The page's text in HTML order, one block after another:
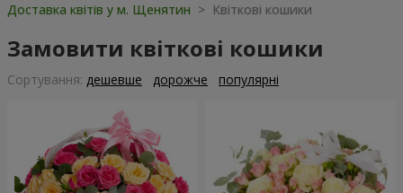
Доставка квітів у м. Щенятин > Квіткові кошики
Замовити квіткові кошики
Сортування: дешевше дорожче популярні